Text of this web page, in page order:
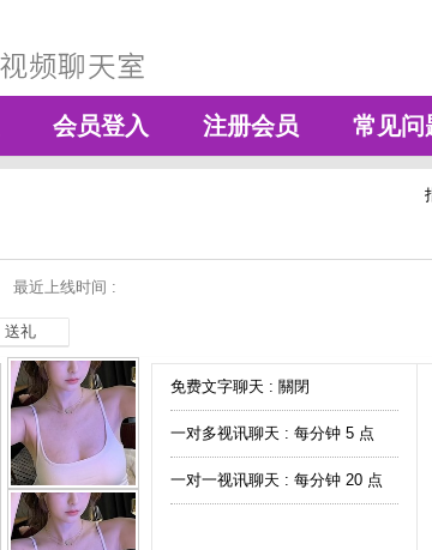
会员登入 注册会员 常见问
最近上线时间 :
送礼
免费文字聊天 : 關閉
一对多视讯聊天 : 每分钟 5 点
一对一视讯聊天 : 每分钟 20 点